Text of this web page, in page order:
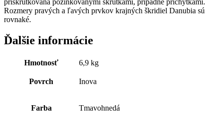
priskrutkovaná pozinkovanými skrutkami, prípadne príchytkami.
Rozmery pravých a ľavých prvkov krajných škridiel Danubia sú
rovnaké.
Ďalšie informácie
Hmotnosť 6,9 kg
Povrch Inova
Farba Tmavohnedá